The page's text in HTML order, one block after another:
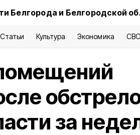
Белгорода и Белгородской
Статьи Культура Экономика СВО
за